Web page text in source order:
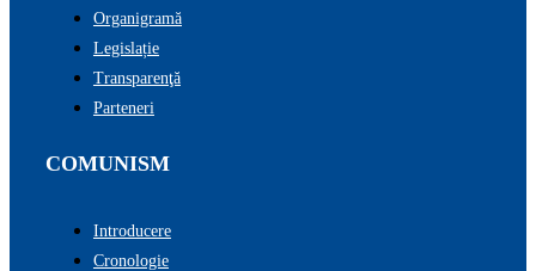
Organigramă
Legislație
Transparenţă
Parteneri
COMUNISM
Introducere
Cronologie